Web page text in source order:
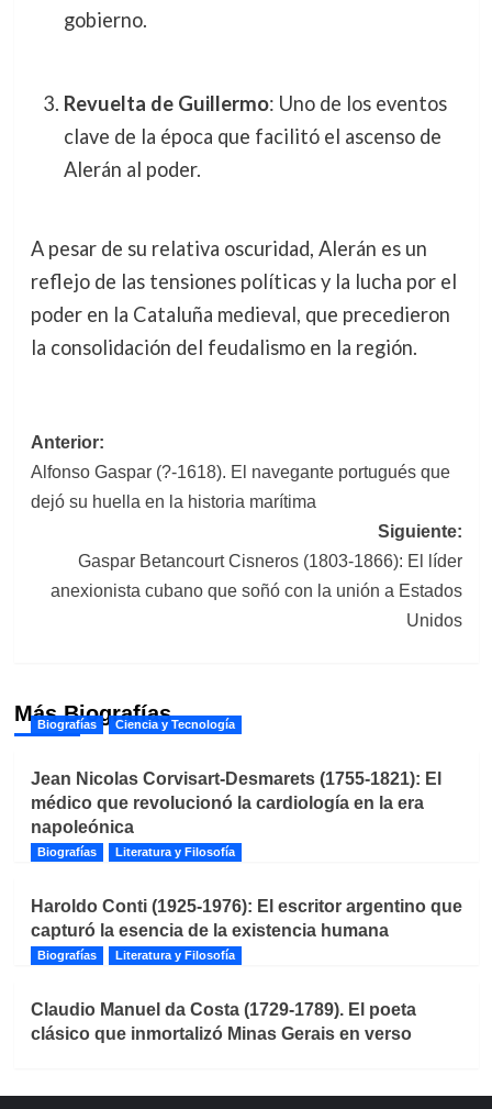
gobierno.
Revuelta de Guillermo: Uno de los eventos
clave de la época que facilitó el ascenso de
Alerán al poder.
A pesar de su relativa oscuridad, Alerán es un
reflejo de las tensiones políticas y la lucha por el
poder en la Cataluña medieval, que precedieron
la consolidación del feudalismo en la región.
Navegación
de
entradas
Anterior:
Alfonso Gaspar (?-1618). El navegante portugués que
dejó su huella en la historia marítima
Siguiente:
Gaspar Betancourt Cisneros (1803-1866): El líder
anexionista cubano que soñó con la unión a Estados
Unidos
Más Biografías
Biografías Ciencia y Tecnología
Jean Nicolas Corvisart-Desmarets (1755-1821): El
médico que revolucionó la cardiología en la era
napoleónica
Biografías Literatura y Filosofía
Haroldo Conti (1925-1976): El escritor argentino que
capturó la esencia de la existencia humana
Biografías Literatura y Filosofía
Claudio Manuel da Costa (1729-1789). El poeta
clásico que inmortalizó Minas Gerais en verso